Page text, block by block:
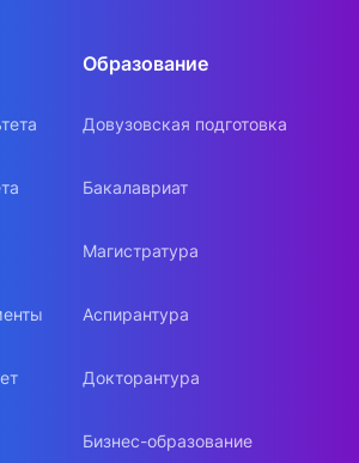
Образование
Довузовская подготовка
Бакалавриат
Магистратура
Аспирантура
Докторантура
Бизнес-образование